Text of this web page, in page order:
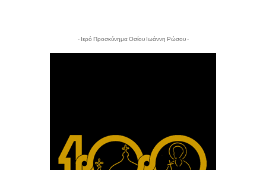
- Ιερό Προσκύνημα Οσίου Ιωάννη Ρώσου -